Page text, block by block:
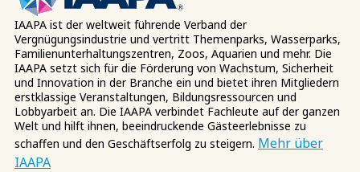
IAAPA ist der weltweit führende Verband der
Vergnügungsindustrie und vertritt Themenparks, Wasserparks,
Familienunterhaltungszentren, Zoos, Aquarien und mehr. Die
IAAPA setzt sich für die Förderung von Wachstum, Sicherheit
und Innovation in der Branche ein und bietet ihren Mitgliedern
erstklassige Veranstaltungen, Bildungsressourcen und
Lobbyarbeit an. Die IAAPA verbindet Fachleute auf der ganzen
Welt und hilft ihnen, beeindruckende Gästeerlebnisse zu
schaffen und den Geschäftserfolg zu steigern. Mehr über
IAAPA